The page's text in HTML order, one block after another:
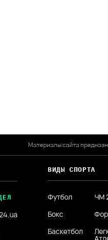
Материалы сайта
ВИДЫ СПОРТА
Футбол ЧМ
Бокс
Баскетбол